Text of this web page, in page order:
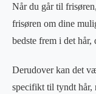
Når du går til
frisøren om dine
bedste frem i det hår,
Derudover kan det
specifikt til tyndt hår,